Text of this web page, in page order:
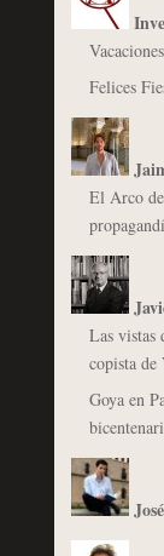
Felices
El Arco
Las vistas
copista de
Goya en